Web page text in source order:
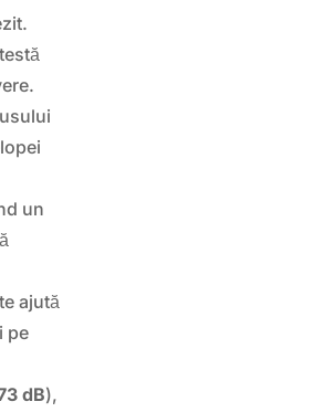
un
te ajută
pe
dB),